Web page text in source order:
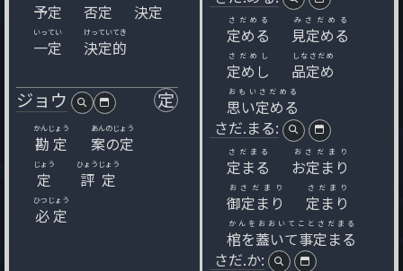
予定 否定 決定
一定
いってい
決定的
けっていてき
ジョウ 定
勘定
かんじょう
案の定
あんのじょう
定
じょう
評定
ひょうじょう
必定
ひつじょう
定める
さだめる
見定める
みさだめる
定めし
さだめし
品定め
しなさだめ
思い定める
おもいさだめる
さだ.まる:
定まる
さだまる
お定まり
おさだまり
御定まり
おさだまり
定まり
さだまり
棺を蓋いて事定まる
かんをおおいてことさだまる
さだ.か: